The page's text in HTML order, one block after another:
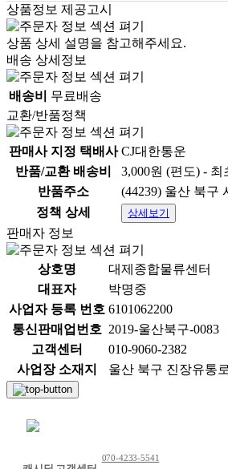
.
유통기한 26년 6월 1일까지
상품정보 제공고시
상품 상세 설명을 참고해주세요.
배송 상세정보
배송비
무료배송
교환/반품정책
판매사 지정 택배사 CJ대한통운
반품/교환 배송비
3,000원 (편도) -
반품주소
(44239) 울산 북구
정책 상세
상세보기
판매자 정보
상호명
대제종합물류센터
대표자
박명중
사업자 등록 번호 6101062200
통신판매업번호 2019-울산북구-0083
고객센터
010-9060-2382
사업장 소재지
울산 북구 진장유통
070-4233-5541